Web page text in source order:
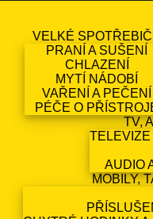
VELKÉ
PRANÍ A SUŠENÍ
CHLAZENÍ
MYTÍ NÁDOBÍ
VAŘENÍ A PEČENÍ
PÉČE O
TV,
TELEVIZE
AUDIO
MOBILY,